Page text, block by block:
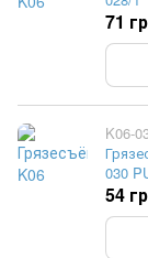
71
K06-
030
54